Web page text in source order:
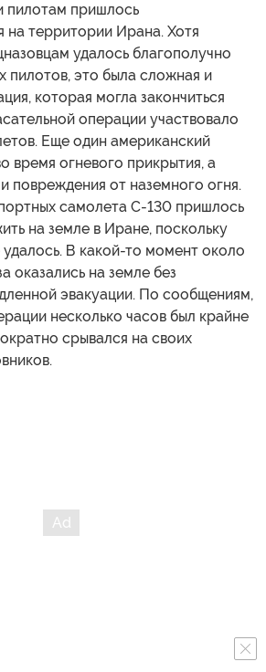
пилотам пришлось
на территории Ирана. Хотя
удалось благополучно
пилотов, это была сложная и
которая могла закончиться
операции участвовало
Еще один американский
время огневого прикрытия, а
повреждения от наземного огня.
самолета C-130 пришлось
на земле в Иране, поскольку
удалось. В какой-то момент около
оказались на земле без
эвакуации. По сообщениям,
несколько часов был крайне
срывался на своих